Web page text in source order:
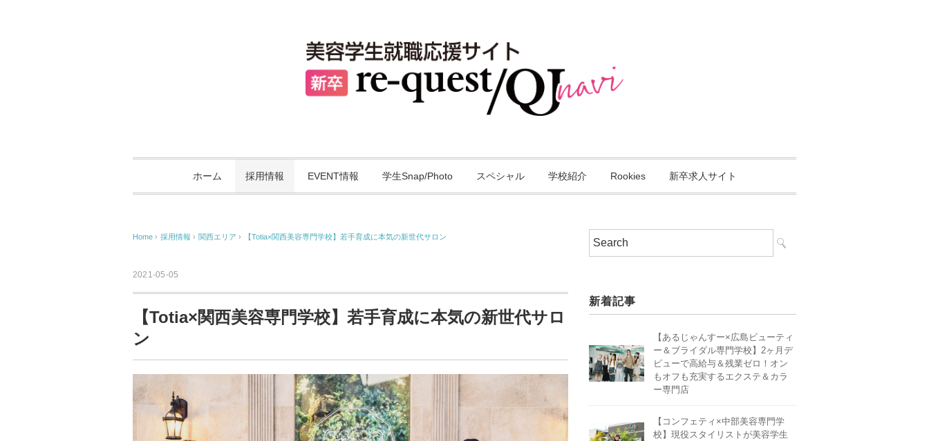
ホーム 採用情報 EVENT情報 学生Snap/Photo スペシャル 学校紹介 Rookies 新卒求人サイト
Home › 採用情報 › 関西エリア › 【Totia×関西美容専門学校】若手育成に本気の新世代サロン
2021-05-05
【Totia×関西美容専門学校】若手育成に本気の新世代サロ
ン
新着記事
【あるじゃんすー×広島ビューティ
ー＆ブライダル専門学校】2ヶ月デ
ビューで高給与＆残業ゼロ！オン
もオフも充実するエクステ＆カラ
ー専門店
【コンフェティ×中部美容専門学
校】現役スタイリストが美容学生